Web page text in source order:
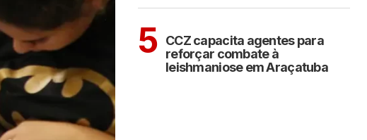
5 CCZ capacita agentes para
reforçar combate à
leishmaniose em Araçatuba